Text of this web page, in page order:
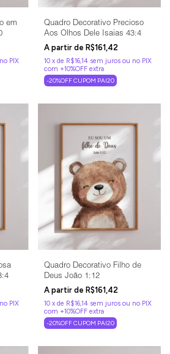
em
Quadro Decorativo Precioso
Aos Olhos Dele Isaias 43:4
R$161,42
10 x de R$16,14 sem juros
-20%OFF CUPOM PAI20
Quadro Decorativo Filho de
Deus João 1:12
R$161,42
10 x de R$16,14 sem juros
-20%OFF CUPOM PAI20